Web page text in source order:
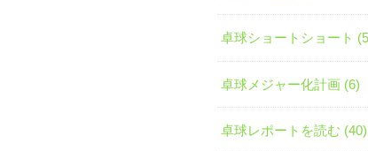
卓球ショートショート
卓球メジャー化計画 (6)
卓球レポートを読む (40)